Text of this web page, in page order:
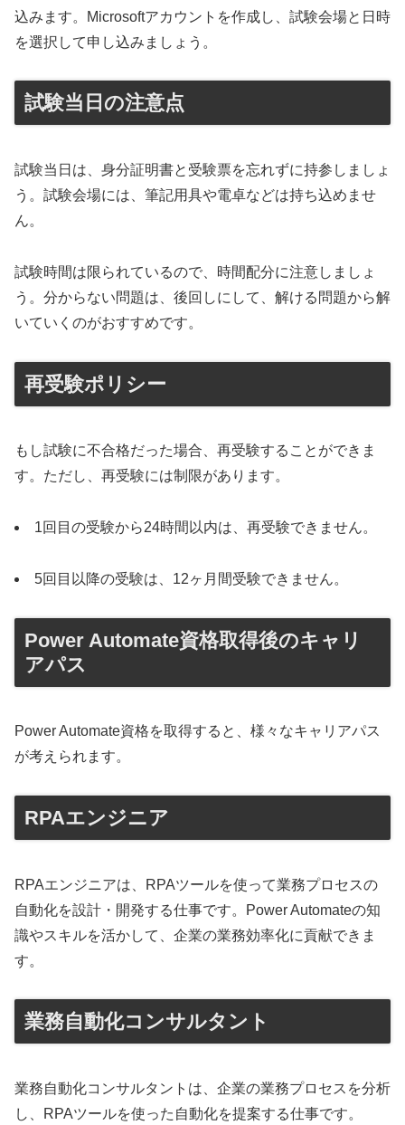
込みます。Microsoftアカウントを作成し、試験会場と日時
を選択して申し込みましょう。
試験当日の注意点
試験当日は、身分証明書と受験票を忘れずに持参しましょ
う。試験会場には、筆記用具や電卓などは持ち込めませ
ん。
試験時間は限られているので、時間配分に注意しましょ
う。分からない問題は、後回しにして、解ける問題から解
いていくのがおすすめです。
再受験ポリシー
もし試験に不合格だった場合、再受験することができま
す。ただし、再受験には制限があります。
1回目の受験から24時間以内は、再受験できません。
5回目以降の受験は、12ヶ月間受験できません。
Power Automate資格取得後のキャリ
アパス
Power Automate資格を取得すると、様々なキャリアパス
が考えられます。
RPAエンジニア
RPAエンジニアは、RPAツールを使って業務プロセスの
自動化を設計・開発する仕事です。Power Automateの知
識やスキルを活かして、企業の業務効率化に貢献できま
す。
業務自動化コンサルタント
業務自動化コンサルタントは、企業の業務プロセスを分析
し、RPAツールを使った自動化を提案する仕事です。